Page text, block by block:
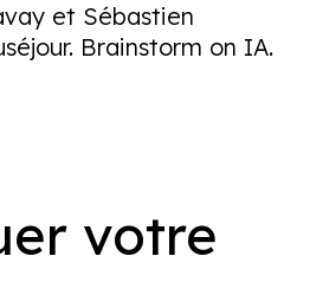
et Sébastien
Brainstorm on IA.
votre